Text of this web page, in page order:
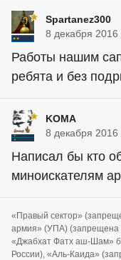
Spartanez300
8 декабря 2016
Работы нашим
ребята и без
KOMA
8 декабря 2016
Написал бы кто
миноискателям
«Правый сектор»
армия» (УПА) (запрещена
«Джабхат Фатх аш-Шам»
России), «Аль-Каида»